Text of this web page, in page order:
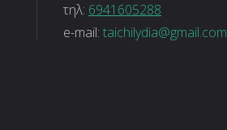
τηλ: 6941605288
e-mail: taichilydia@gmail.com